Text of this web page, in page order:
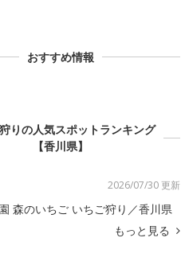
おすすめ情報
りの人気スポットランキング
【香川県】
2026/07/30 更新
森のいちご いちご狩り／香川県
もっと見る